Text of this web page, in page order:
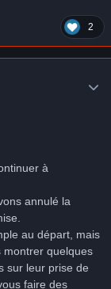
2
à
annulé la
au départ, mais
montrer quelques
sur leur prise de
faire des